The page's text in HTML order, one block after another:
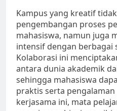
Kampus yang kreatif
pengembangan proses
mahasiswa, namun juga
intensif dengan berbagai
Kolaborasi ini
antara dunia akademik
sehingga mahasiswa
praktis serta pengalaman
kerjasama ini, mata